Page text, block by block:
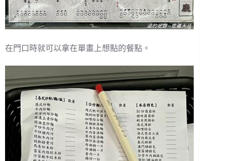
在門口時就可以拿在單畫上想點的餐點。